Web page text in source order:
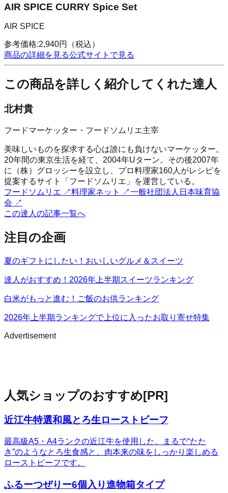
AIR SPICE CURRY Spice Set
AIR SPICE
参考価格:2,940円
（税込）
商品の詳細を見る公式サイトで見る
この商品を詳しく紹介してくれた達人
北村貴
フードマーケッター・フードソムリエ主宰
美味しいものを探求する心は誰にも負けないマーケッター。
20年間の東京生活を経て、2004年Uターン。その後2007年
に（株）グロッシーを設立し、プロ料理家160人がレシピを
提案するサイト「フードソムリエ」を運営している。
フードソムリエ ↗料理家ネット ↗一般社団法人日本味育協
会 ↗
この達人の記事一覧へ
注目の企画
夏のギフトにしたい！おいしいグルメ＆スイーツ
達人がおすすめ！2026年上半期スイーツランキング
白米がもっと進む！ご飯のお供ランキング
2026年上半期ランキングで上位に入ったお取り寄せ特集
Advertisement
人気ショップのおすすめ[PR]
近江牛特選和風とろ生ローストビーフ
最高級A5・A4ランクの近江牛を使用した、まるで“たた
き”のようなとろ生食感と、肉本来の味をしっかり楽しめる
ローストビーフです。
ふるーつぜりー6個入り進物箱タイプ